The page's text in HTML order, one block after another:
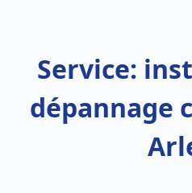
Service:
dépannage